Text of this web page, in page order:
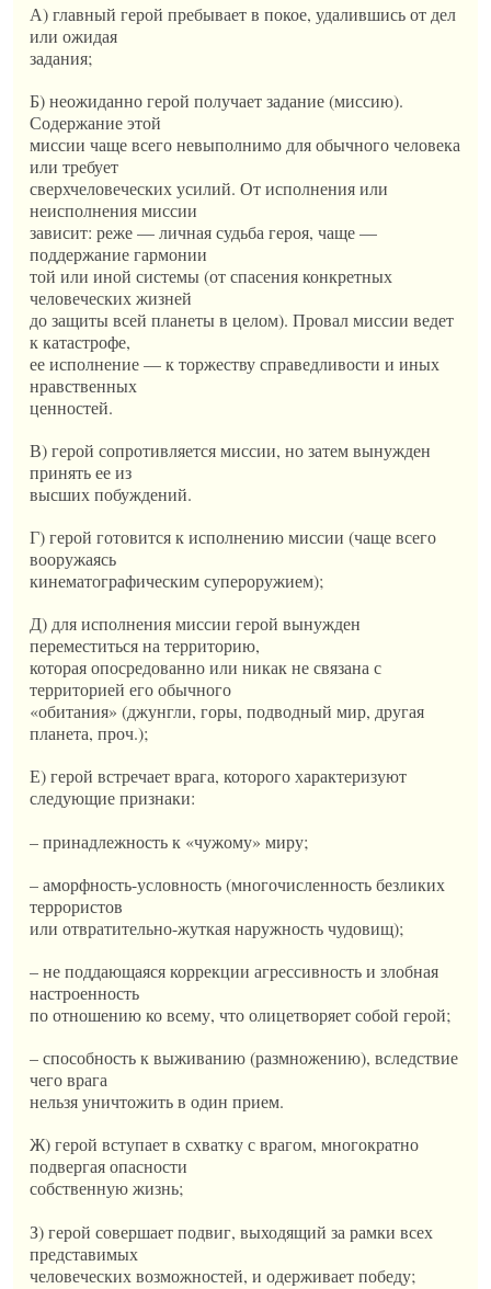
А) главный герой пребывает в покое, удалившись от дел
или ожидая
задания;
Б) неожиданно герой получает задание (миссию).
Содержание этой
миссии чаще всего невыполнимо для обычного человека
или требует
сверхчеловеческих усилий. От исполнения или
неисполнения миссии
зависит: реже — личная судьба героя, чаще —
поддержание гармонии
той или иной системы (от спасения конкретных
человеческих жизней
до защиты всей планеты в целом). Провал миссии ведет
к катастрофе,
ее исполнение — к торжеству справедливости и иных
нравственных
ценностей.
В) герой сопротивляется миссии, но затем вынужден
принять ее из
высших побуждений.
Г) герой готовится к исполнению миссии (чаще всего
вооружаясь
кинематографическим супероружием);
Д) для исполнения миссии герой вынужден
переместиться на территорию,
которая опосредованно или никак не связана с
территорией его обычного
«обитания» (джунгли, горы, подводный мир, другая
планета, проч.);
Е) герой встречает врага, которого характеризуют
следующие признаки:
– принадлежность к «чужому» миру;
– аморфность-условность (многочисленность безликих
террористов
или отвратительно-жуткая наружность чудовищ);
– не поддающаяся коррекции агрессивность и злобная
настроенность
по отношению ко всему, что олицетворяет собой герой;
– способность к выживанию (размножению), вследствие
чего врага
нельзя уничтожить в один прием.
Ж) герой вступает в схватку с врагом, многократно
подвергая опасности
собственную жизнь;
З) герой совершает подвиг, выходящий за рамки всех
представимых
человеческих возможностей, и одерживает победу;